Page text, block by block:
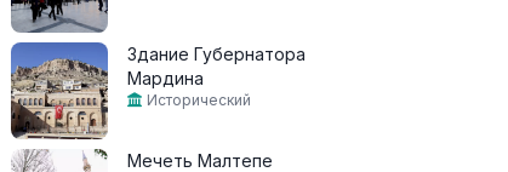
Здание Губернатора
Мардина
Исторический
Мечеть Малтепе